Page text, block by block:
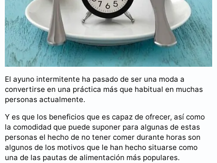
El ayuno intermitente ha pasado de ser una moda a
convertirse en una práctica más que habitual en muchas
personas actualmente.
Y es que los beneficios que es capaz de ofrecer, así como
la comodidad que puede suponer para algunas de estas
personas el hecho de no tener comer durante horas son
algunos de los motivos que le han hecho situarse como
una de las pautas de alimentación más populares.